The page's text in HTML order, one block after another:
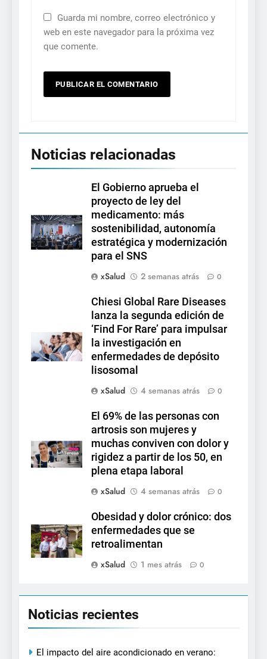
Guarda mi nombre, correo electrónico y
web en este navegador para la próxima vez
que comente.
Noticias relacionadas
El Gobierno aprueba el
proyecto de ley del
medicamento: más
sostenibilidad, autonomía
estratégica y modernización
para el SNS
xSalud
2 semanas atrás 0
Chiesi Global Rare Diseases
lanza la segunda edición de
‘Find For Rare’ para impulsar
la investigación en
enfermedades de depósito
lisosomal
xSalud
4 semanas atrás 0
El 69% de las personas con
artrosis son mujeres y
muchas conviven con dolor y
rigidez a partir de los 50, en
plena etapa laboral
xSalud
4 semanas atrás 0
Obesidad y dolor crónico: dos
enfermedades que se
retroalimentan
xSalud
1 mes atrás 0
Noticias recientes
El impacto del aire acondicionado en verano: